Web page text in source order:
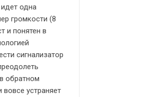
одна
громкости (8
и понятен в
сигнализатор
обратном
вовсе устраняет